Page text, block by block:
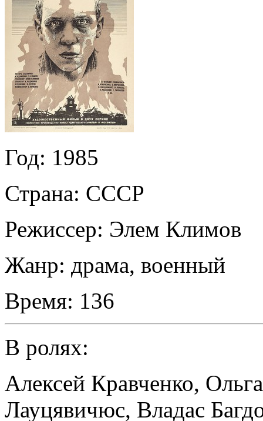
Год: 1985
Страна: СССР
Режиссер: Элем Климов
Жанр: драма, военный
Время: 136
В ролях:
Алексей Кравченко,
Лауцявичюс, Владас